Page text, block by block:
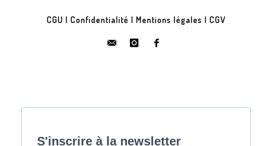
CGU | Confidentialité | Mentions légales | CGV